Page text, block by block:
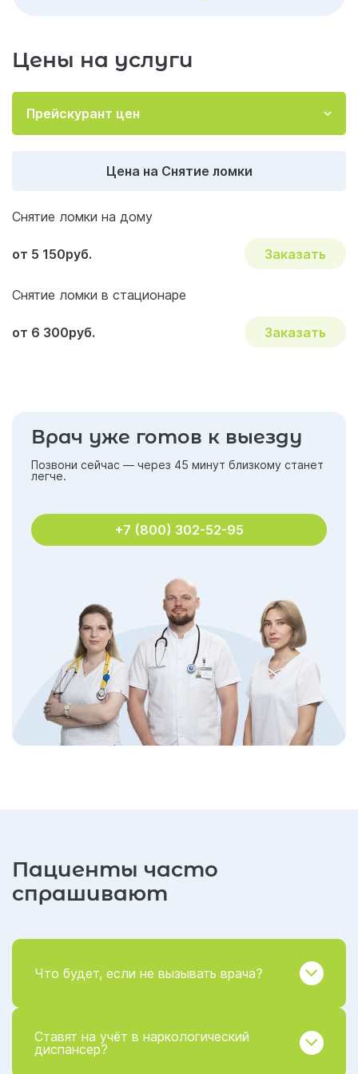
Цены на услуги
Прейскурант цен
Цена на Снятие ломки
Снятие ломки на дому
от 5 150руб. Заказать
Снятие ломки в стационаре
от 6 300руб. Заказать
Врач уже готов к выезду
Позвони сейчас — через 45 минут близкому станет
легче.
+7 (800) 302-52-95
Пациенты часто
спрашивают
Что будет, если не вызывать врача?
Ставят на учёт в наркологический
диспансер?